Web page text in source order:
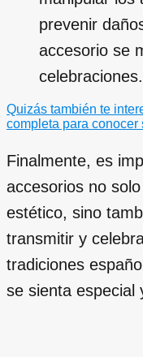
prevenir
accesorio se
celebraciones.
Quizás también te
completa para conocer
Finalmente, es
accesorios no
estético, sino
transmitir y
tradiciones
se sienta especial